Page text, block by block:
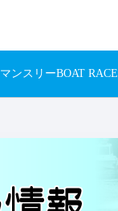
マンスリーBOAT RACE